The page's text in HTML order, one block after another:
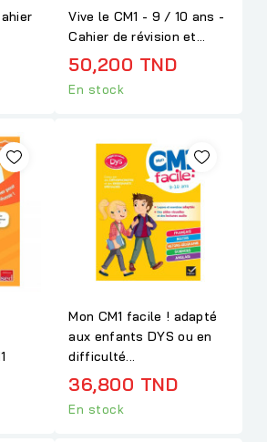
Vive le CM1 - 9 / 10 ans -
Cahier de révision et...
50,200 TND
En stock
Mon CM1 facile ! adapté
aux enfants DYS ou en
difficulté...
36,800 TND
En stock